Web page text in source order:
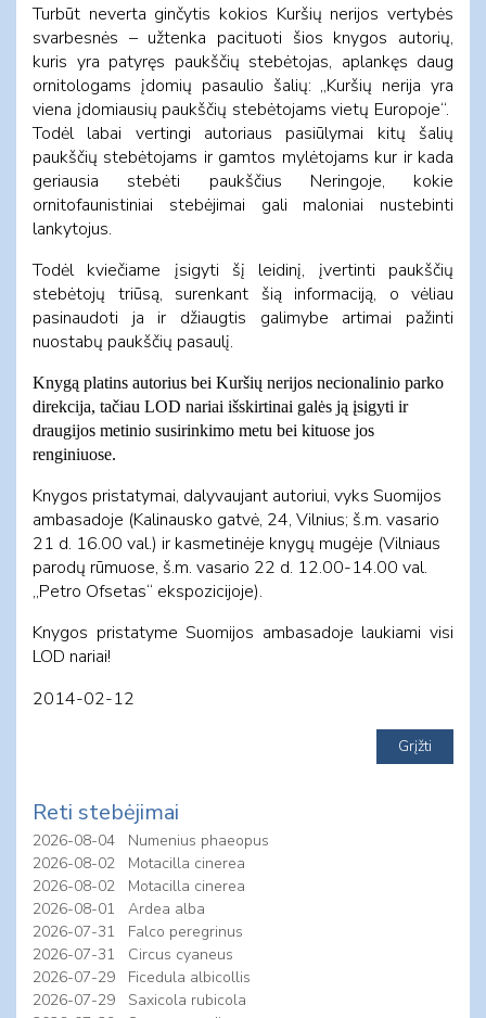
Turbūt neverta ginčytis kokios Kuršių nerijos vertybės
svarbesnės – užtenka pacituoti šios knygos autorių,
kuris yra patyręs paukščių stebėtojas, aplankęs daug
ornitologams įdomių pasaulio šalių: „Kuršių nerija yra
viena įdomiausių paukščių stebėtojams vietų Europoje“.
Todėl labai vertingi autoriaus pasiūlymai kitų šalių
paukščių stebėtojams ir gamtos mylėtojams kur ir kada
geriausia stebėti paukščius Neringoje, kokie
ornitofaunistiniai stebėjimai gali maloniai nustebinti
lankytojus.
Todėl kviečiame įsigyti šį leidinį, įvertinti paukščių
stebėtojų triūsą, surenkant šią informaciją, o vėliau
pasinaudoti ja ir džiaugtis galimybe artimai pažinti
nuostabų paukščių pasaulį.
Knygą platins autorius bei Kuršių nerijos necionalinio parko
direkcija, tačiau LOD nariai išskirtinai galės ją įsigyti ir
draugijos metinio susirinkimo metu bei kituose jos
renginiuose.
Knygos pristatymai, dalyvaujant autoriui, vyks Suomijos
ambasadoje (Kalinausko gatvė, 24, Vilnius; š.m. vasario
21 d. 16.00 val.) ir kasmetinėje knygų mugėje (Vilniaus
parodų rūmuose, š.m. vasario 22 d. 12.00-14.00 val.
„Petro Ofsetas“ ekspozicijoje).
Knygos pristatyme Suomijos ambasadoje laukiami visi
LOD nariai!
2014-02-12
Reti stebėjimai
2026-08-04
Numenius phaeopus
2026-08-02
Motacilla cinerea
2026-08-02
Motacilla cinerea
2026-08-01
Ardea alba
2026-07-31
Falco peregrinus
2026-07-31
Circus cyaneus
2026-07-29
Ficedula albicollis
2026-07-29
Saxicola rubicola